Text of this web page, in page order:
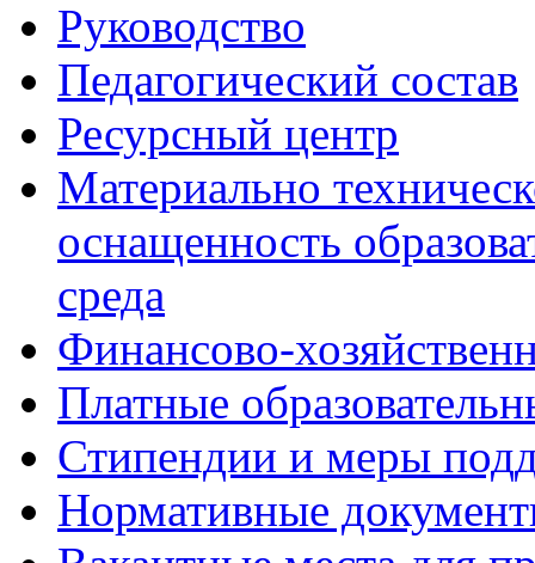
Руководство
Педагогический состав
Ресурсный центр
Материально
оснащенность
среда
Финансово-
Платные
Стипендии и меры
Нормативные